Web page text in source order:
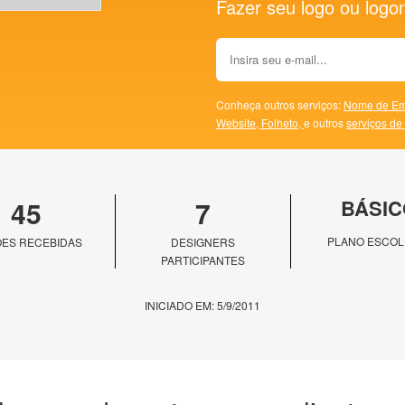
Fazer seu logo ou
Conheça outros serviços: Nome de
Website, Folheto, e outrosserviços
45
RECEBIDAS
7
DESIGNERS
PARTICIPANTES
PLANO
INICIADO EM: 5/9/2011